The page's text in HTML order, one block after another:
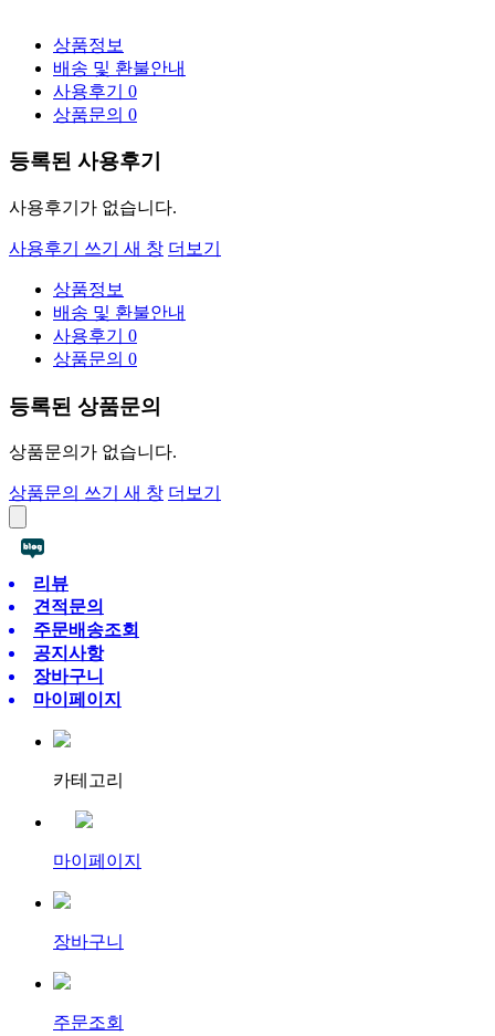
상품정보
배송 및 환불안내
사용후기 0
상품문의 0
등록된 사용후기
사용후기가 없습니다.
사용후기 쓰기 새 창 더보기
상품정보
배송 및 환불안내
사용후기 0
상품문의 0
등록된 상품문의
상품문의가 없습니다.
상품문의 쓰기 새 창 더보기
리뷰
견적문의
주문배송조회
공지사항
장바구니
마이페이지
카테고리
마이페이지
장바구니
주문조회